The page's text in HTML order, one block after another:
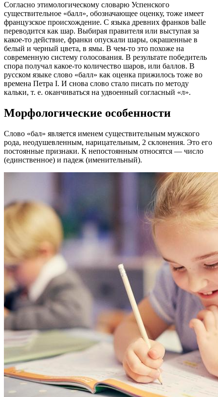
Согласно этимологическому словарю Успенского
существительное «балл», обозначающее оценку, тоже имеет
французское происхождение. С языка древних франков balle
переводится как шар. Выбирая правителя или выступая за
какое-то действие, франки опускали шары, окрашенные в
белый и черный цвета, в ямы. В чем-то это похоже на
современную систему голосования. В результате победитель
спора получал какое-то количество шаров, или баллов. В
русском языке слово «балл» как оценка прижилось тоже во
времена Петра I. И снова слово стало писать по методу
кальки, т. е. оканчиваться на удвоенный согласный «л».
Морфологические особенности
Слово «бал» является именем существительным мужского
рода, неодушевленным, нарицательным, 2 склонения. Это его
постоянные признаки. К непостоянным относятся — число
(единственное) и падеж (именительный).